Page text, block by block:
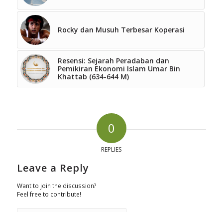
Rocky dan Musuh Terbesar Koperasi
Resensi: Sejarah Peradaban dan
Pemikiran Ekonomi Islam Umar Bin
Khattab (634-644 M)
0
REPLIES
Leave a Reply
Want to join the discussion?
Feel free to contribute!